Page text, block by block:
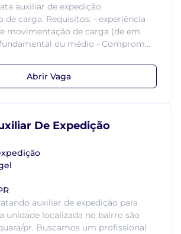
auxiliar de expedição
de carga. Requisitos: - experiência
movimentação de carga (de em
ou médio - Comprom...
Abrir Vaga
De Expedição
auxiliar de expedição para
unidade localizada no bairro são
pr. Buscamos um profissional